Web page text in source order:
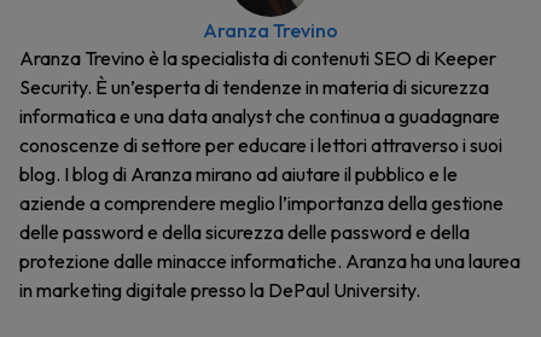
Aranza Trevino
Aranza Trevino è la specialista di contenuti SEO di Keeper
Security. È un’esperta di tendenze in materia di sicurezza
informatica e una data analyst che continua a guadagnare
conoscenze di settore per educare i lettori attraverso i suoi
blog. I blog di Aranza mirano ad aiutare il pubblico e le
aziende a comprendere meglio l’importanza della gestione
delle password e della sicurezza delle password e della
protezione dalle minacce informatiche. Aranza ha una laurea
in marketing digitale presso la DePaul University.